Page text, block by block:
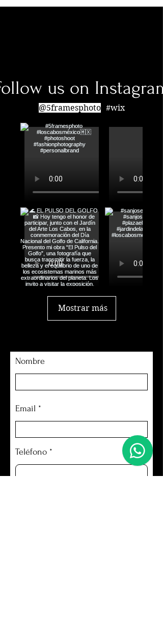
us on Instagram
#wix
@5framesphoto
Mostrar más
Nombre
Email
Teléfono